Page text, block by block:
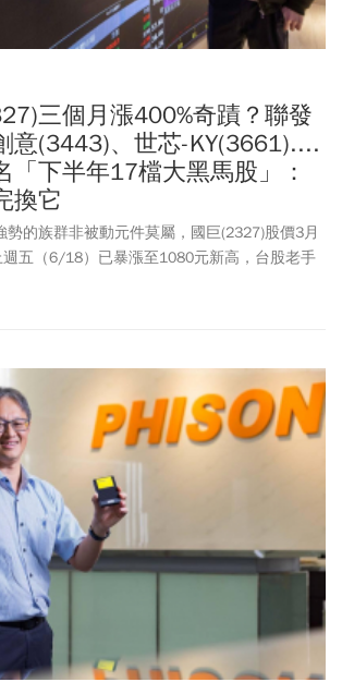
三個月漲400%奇蹟？聯發
意(3443)、世芯-KY(3661)....
「下半年17檔大黑馬股」：
換它
勢的族群非被動元件莫屬，國巨(2327)股價3月
五（6/18）已暴漲至1080元新高，台股老手
半年，有一個比被動元件底子更厚、夢想更大